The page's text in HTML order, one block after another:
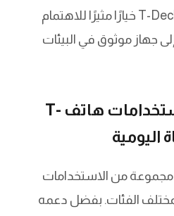
هذه الميزات تجعل T-Deck Max خيارًا مثيرًا للاهتمام
جهاز موثوق في البيئات
تطبيقات عملية: استخدامات هاتف T-
يقدم هاتف T-Deck Max مجموعة من الاستخدامات
لمختلف الفئات. بفضل دعمه